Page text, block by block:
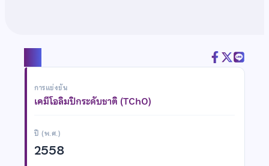
การแข่งขัน
เคมีโอลิมปิกระดับชาติ (TChO)
ปี (พ.ศ.)
2558